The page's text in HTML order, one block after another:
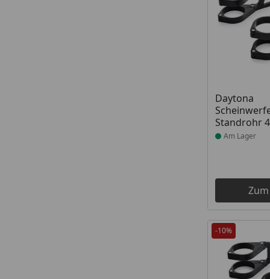
Daytona
Standrohr
Produkt am
Am Lager
-10%